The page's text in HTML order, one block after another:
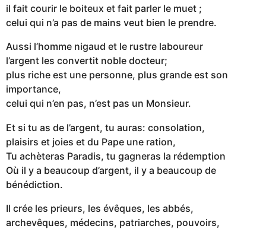
il fait courir le boiteux et fait parler le muet ;
celui qui n’a pas de mains veut bien le prendre.
Aussi l’homme nigaud et le rustre laboureur
l’argent les convertit noble docteur;
plus riche est une personne, plus grande est son
importance,
celui qui n’en pas, n’est pas un Monsieur.
Et si tu as de l’argent, tu auras: consolation,
plaisirs et joies et du Pape une ration,
Tu achèteras Paradis, tu gagneras la rédemption
Où il y a beaucoup d’argent, il y a beaucoup de
bénédiction.
Il crée les prieurs, les évêques, les abbés,
archevêques, médecins, patriarches, pouvoirs,